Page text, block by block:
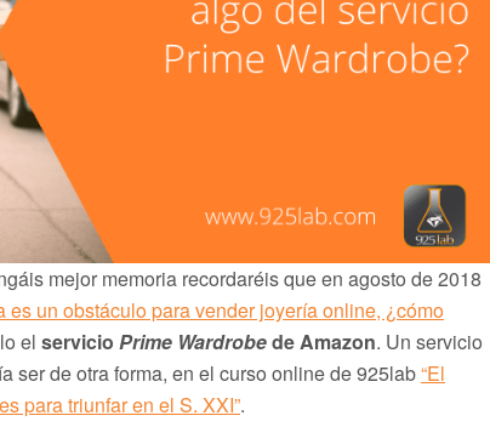
mejor memoria recordaréis que en agosto de 2018
es un obstáculo para vender joyería online, ¿cómo
el servicio Prime Wardrobede Amazon. Un servicio
ser de otra forma, en el curso online de 925lab“El
para triunfar en el S. XXI”.